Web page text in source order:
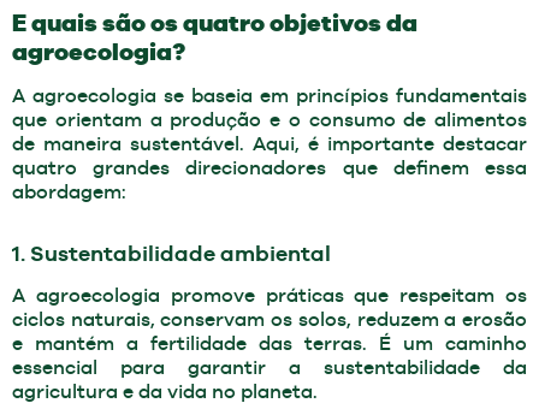
E quais são os quatro objetivos da
agroecologia?
A agroecologia se baseia em princípios fundamentais
que orientam a produção e o consumo de alimentos
de maneira sustentável. Aqui, é importante destacar
quatro grandes direcionadores que definem essa
abordagem:
1. Sustentabilidade ambiental
A agroecologia promove práticas que respeitam os
ciclos naturais, conservam os solos, reduzem a erosão
e mantém a fertilidade das terras. É um caminho
essencial para garantir a sustentabilidade da
agricultura e da vida no planeta.